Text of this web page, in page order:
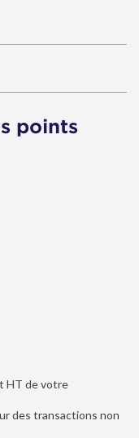
points
HT de votre
des transactions non